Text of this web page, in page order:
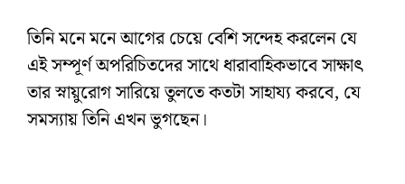
তিনি মনে মনে আগের চেয়ে বেশি সন্দেহ করলেন যে
এই সম্পূর্ণ অপরিচিতদের সাথে ধারাবাহিকভাবে সাক্ষাৎ
তার স্নায়ুরোগ সারিয়ে তুলতে কতটা সাহায্য করবে, যে
সমস্যায় তিনি এখন ভুগছেন।